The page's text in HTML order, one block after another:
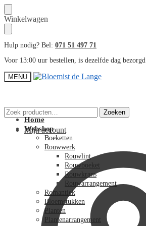
Skip
to
navigation
Skip
to
content
Winkelwagen
Hulp nodig? Bel: 071 51 497 71
Voor 13:00 uur bestellen, is dezelfde dag bezorgd
MENU
Zoeken
naar:
Zoeken
Mijn account
Home
Webshop
Boeketten
Rouwwerk
Rouwlint
Rouwboeket
Rouwkrans
Rouwarrangement
Romantiek
Bloemstukken
Planten
Plantenarrangement